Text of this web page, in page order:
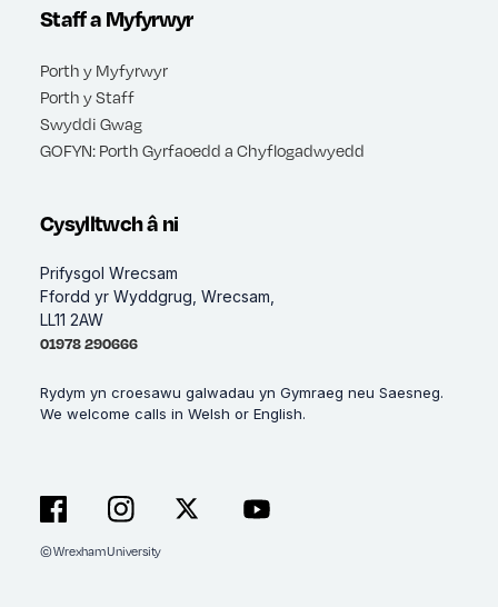
Staff a Myfyrwyr
Porth y Myfyrwyr
Porth y Staff
Swyddi Gwag
GOFYN: Porth Gyrfaoedd a Chyflogadwyedd
Cysylltwch â ni
Prifysgol Wrecsam
Ffordd yr Wyddgrug, Wrecsam,
LL11 2AW
01978 290666
Rydym yn croesawu galwadau yn Gymraeg neu Saesneg.
We welcome calls in Welsh or English.
FacebookInstagram
© Wrexham University